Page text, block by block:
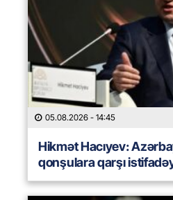
05.08.2026 - 14:45
Hikmət Hacıyev:
qonşulara qarşı